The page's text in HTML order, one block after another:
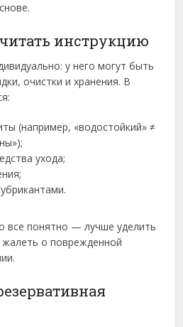
инструкцию
у него могут быть
очистки и хранения. В
(например, «водостойкий» ≠
ухода;
все понятно — лучше уделить
о поврежденной